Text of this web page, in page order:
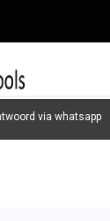
via whatsapp